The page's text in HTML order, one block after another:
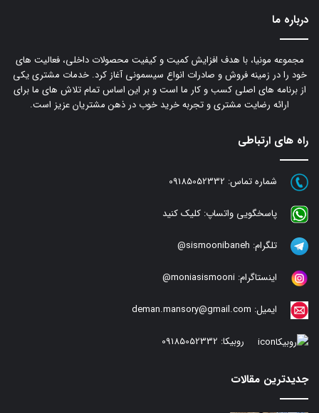
درباره ما
مجموعه مونیا، با هدف افزایش کمیت و کیفیت محصولات داخلی، فعالیت های
خود را در زمینه فروش و صادرات انواع سیسمونی آغاز کرد. خدمات مشتری یکی
از برنامه های اصلی کسب و کار ما است و بر این اساس تمام تلاش های ما برای
ارائه رضایت مشتری و تجربه خرید خوب در ذهن مشتریان عزیز است.
راه های ارتباطی
شماره تماس: 09185052332
پاسخگویی واتساپ: کلیک کنید
تلگرام: sismoonibaneh@
اینستاگرام: moniasismooni@
ایمیل: deman.mansory@gmail.com
روبیکا: 09185052332
جدیدترین مقالات